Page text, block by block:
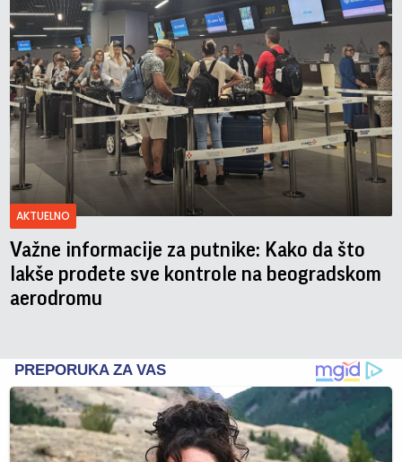
AKTUELNO
Važne informacije za putnike: Kako da što
lakše prođete sve kontrole na beogradskom
aerodromu